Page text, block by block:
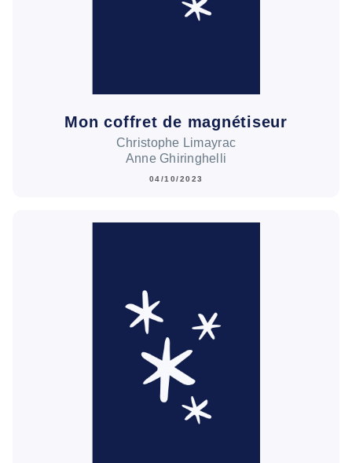
Mon coffret de magnétiseur
Christophe Limayrac
Anne Ghiringhelli
04/10/2023